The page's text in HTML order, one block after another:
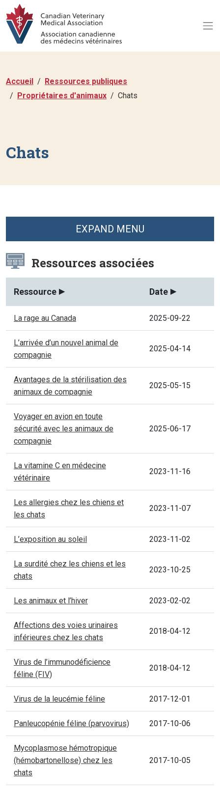
Accueil
Ressources publiques
Propriétaires d'animaux
Chats
Chats
Ressources associées
Ressource Date
La rage au Canada 2025-09-22
L’arrivée d’un nouvel animal de
compagnie
2025-04-14
Avantages de la stérilisation des
animaux de compagnie
2025-05-15
Voyager en avion en toute
sécurité avec les animaux de
compagnie
2025-06-17
La vitamine C en médecine
vétérinaire
2023-11-16
Les allergies chez les chiens et
les chats
2023-11-07
L’exposition au soleil 2023-11-02
La surdité chez les chiens et les
chats
2023-10-25
Les animaux et l’hiver 2023-02-02
Affections des voies urinaires
inférieures chez les chats
2018-04-12
Virus de l’immunodéficience
féline (FIV)
2018-04-12
Virus de la leucémie féline 2017-12-01
Panleucopénie féline (parvovirus) 2017-10-06
Mycoplasmose hémotropique
(hémobartonellose) chez les
chats
2017-10-05
EXPAND MENU